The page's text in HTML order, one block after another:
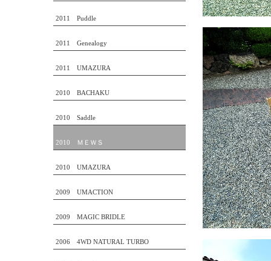
2011 Puddle
2011 Genealogy
2011 UMAZURA
2010 BACHAKU
2010 Saddle
2010 ＭＥＷＳ
2010 UMAZURA
2009 UMACTION
2009 MAGIC BRIDLE
2006 4WD NATURAL TURBO